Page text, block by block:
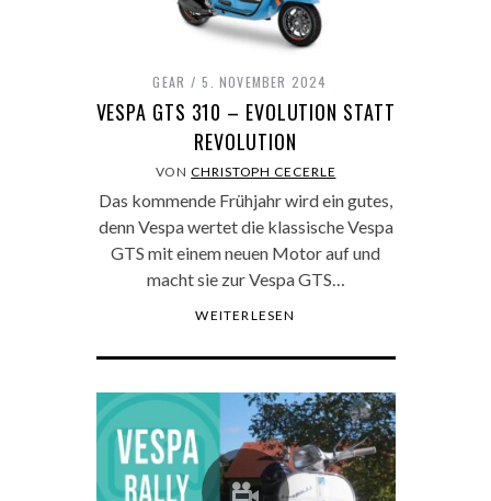
GEAR 5. NOVEMBER 2024
VESPA GTS 310 – EVOLUTION STATT
REVOLUTION
VONCHRISTOPH CECERLE
Das kommende Frühjahr wird ein gutes,
denn Vespa wertet die klassische Vespa
GTS mit einem neuen Motor auf und
macht sie zur Vespa GTS…
WEITERLESEN